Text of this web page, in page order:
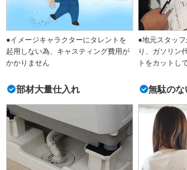
●イメージキャラクターにタレントを
起用しない為、キャスティング費用が
かかりません
●地元スタッ
り、ガソリン
トをカットし
部材大量仕入れ 無駄のな